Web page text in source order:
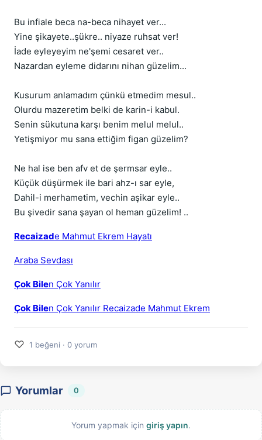
Bu infiale beca na-beca nihayet ver...
Yine şikayete..şükre.. niyaze ruhsat ver!
İade eyleyeyim ne'şemi cesaret ver..
Nazardan eyleme didarını nihan güzelim...
Kusurum anlamadım çünkü etmedim mesul..
Olurdu mazeretim belki de karin-i kabul.
Senin sükutuna karşı benim melul melul..
Yetişmiyor mu sana ettiğim figan güzelim?
Ne hal ise ben afv et de şermsar eyle..
Küçük düşürmek ile bari ahz-ı sar eyle,
Dahil-i merhametim, vechin aşikar eyle..
Bu şivedir sana şayan ol heman güzelim! ..
Recaizade Mahmut Ekrem Hayatı
Araba Sevdası
Çok Bilen Çok Yanılır
Çok Bilen Çok Yanılır Recaizade Mahmut Ekrem
♡ 1 beğeni · 0 yorum
Yorumlar 0
Yorum yapmak için giriş yapın.